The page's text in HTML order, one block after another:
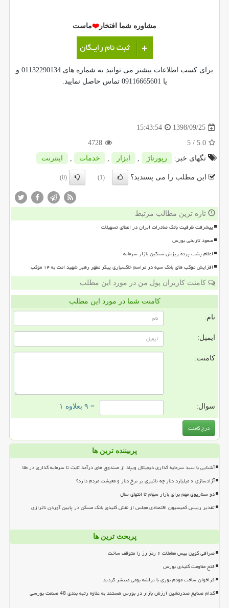
مشاوره شما افتخار ❤️ماست
برای کسب اطلاعات بیشتر می توانید به شماره های 01132290134 و
یا 09116665601 تماس حاصل نمایید.
1398/09/25
15:43:54
5.0
/ 5
4728
تگهای خبر:
رپورتاژ , ابزار , خدمات , اینترنت
این مطلب را می پسندید؟ (1)
(0)
تازه ترین مطالب مرتبط
پیشرفت ظرفیت بانک صادرات ایران در اعطای تسهیلات
صعود تاریخی بورس
اعلام پشت پرده ریزش سنگین بازار سرمایه
افزایش موکب های بانک سپه در مراسم خاکسپاری پیکر مطهر رهبر شهید امت به ۱۴ موکب
کامنت کاربران پول من در مورد این مطلب
کامنت شما در مورد این مطلب
نام:
ایمیل:
کامنت:
سوال: = ۹ بعلاوه ۱
پربیننده ترین ها
آشنایی با سبد سرمایه گذاری دیجیتال ویپاد از صندوق های درآمد ثابت تا سرمایه گذاری در طلا
آزادسازی ۶ میلیارد دلار چه تاثیری بر نرخ دلار و معیشت مردم دارد؟
دو سناریوی مهم برای بازار سهام تا انتهای سال
تقدیر رییس کمیسیون اقتصادی مجلس از نقش کلیدی بانک مسکن در پایین آوردن ناترازی
پربحث ترین ها
صرافی کوین بیس معاملات ۶ رمزارز را متوقف ساخت
فتح مقاومت کلیدی بورس
فراخوان ساخت مودم نوری با تراشه بومی منتشر گردید
کدام صنایع صدرنشین ارزش بازار در بورس هستند به علاوه رتبه بندی 48 صنعت بورسی